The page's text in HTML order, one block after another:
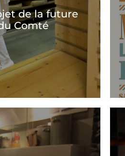
de la future
Comté